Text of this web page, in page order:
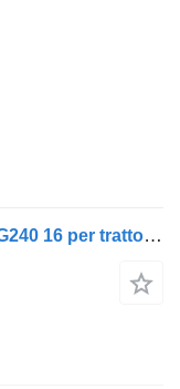
Cambio di velocità Mercedes-Benz G240 16 per trattore stradale Mercedes-Benz ACTROS AXOR AROCS